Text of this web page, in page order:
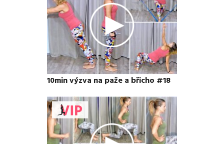
10min výzva na paže a břicho #18